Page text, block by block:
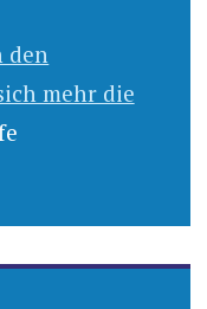
den
mehr die